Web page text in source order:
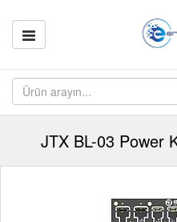
JTX BL-03 Power